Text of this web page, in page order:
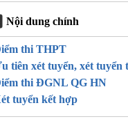
Nội dung chính
thi THPT
tiên xét tuyển, xét tuyển
thi ĐGNL QG HN
tuyển kết hợp